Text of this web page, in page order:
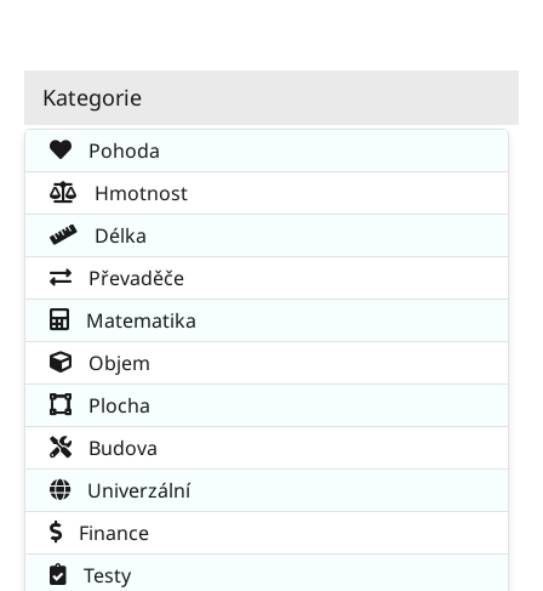
Kategorie
Pohoda
Hmotnost
Délka
Převaděče
Matematika
Objem
Plocha
Budova
Univerzální
Finance
Testy